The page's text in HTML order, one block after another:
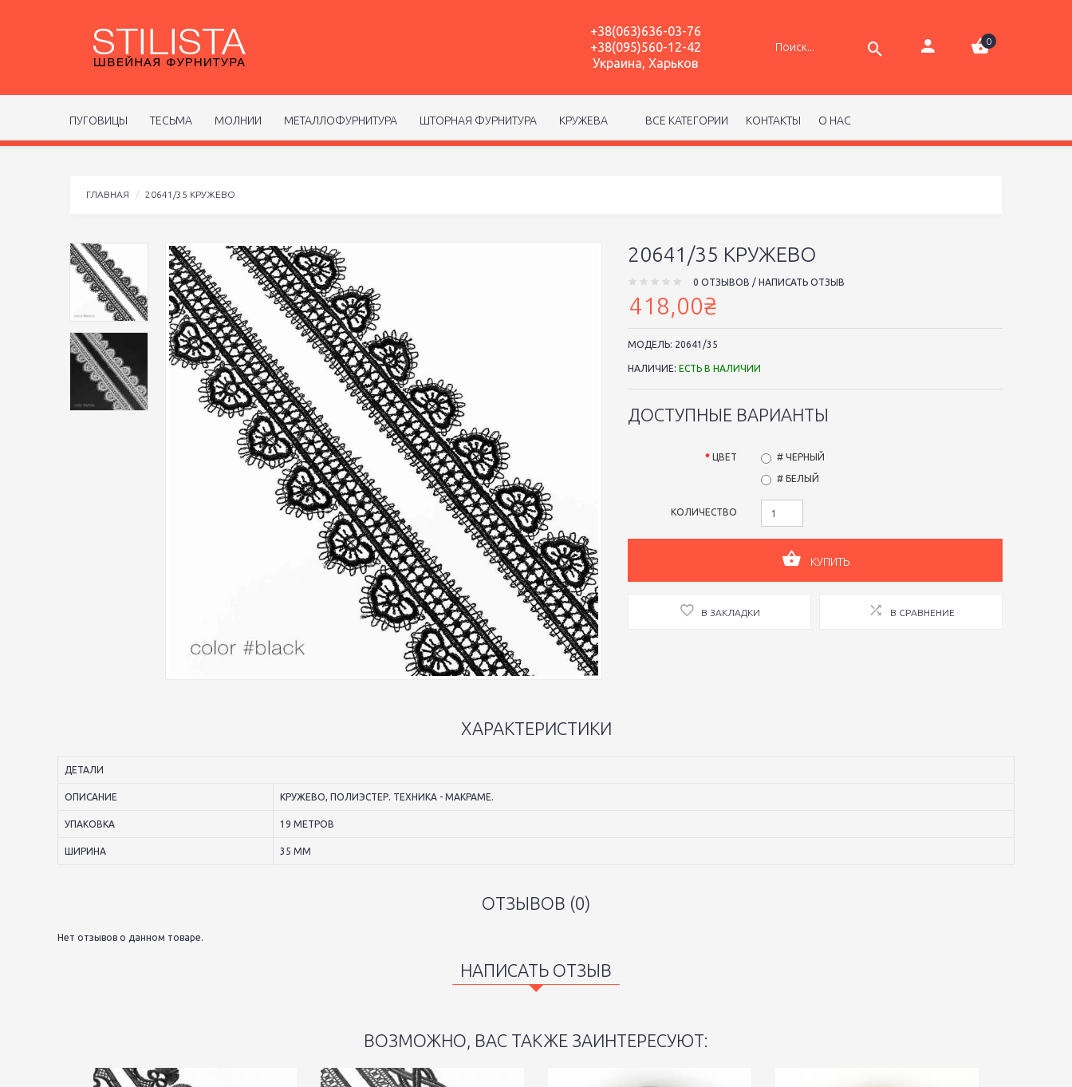
+38(063)636-03-76
+38(095)560-12-42
Украина, Харьков
0
ПУГОВИЦЫ ТЕСЬМА МОЛНИИ МЕТАЛЛОФУРНИТУРА ШТОРНАЯ ФУРНИТУРА КРУЖЕВА ВСЕ КАТЕГОРИИ КОНТАКТЫ О НАС
ГЛАВНАЯ 20641/35 КРУЖЕВО
20641/35 КРУЖЕВО
0 ОТЗЫВОВ / НАПИСАТЬ ОТЗЫВ
418,00₴
МОДЕЛЬ: 20641/35
НАЛИЧИЕ: ЕСТЬ В НАЛИЧИИ
ДОСТУПНЫЕ ВАРИАНТЫ
ЦВЕТ # ЧЕРНЫЙ
# БЕЛЫЙ
КОЛИЧЕСТВО
КУПИТЬ
В ЗАКЛАДКИ В СРАВНЕНИЕ
ХАРАКТЕРИСТИКИ
ДЕТАЛИ
ОПИСАНИЕ КРУЖЕВО, ПОЛИЭСТЕР. ТЕХНИКА - МАКРАМЕ.
УПАКОВКА 19 МЕТРОВ
ШИРИНА 35 ММ
ОТЗЫВОВ (0)
Нет отзывов о данном товаре.
НАПИСАТЬ ОТЗЫВ
ВОЗМОЖНО, ВАС ТАКЖЕ ЗАИНТЕРЕСУЮТ: